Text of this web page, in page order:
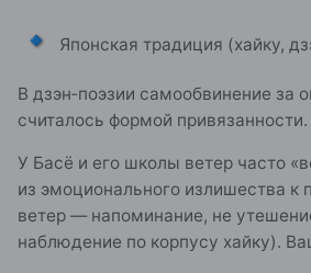
🔹 Японская традиция (хайку,
В дзэн‑поэзии самообвинение за
считалось формой привязанности.
У Басё и его школы ветер часто
из эмоционального излишества к
ветер — напоминание, не
наблюдение по корпусу хайку).